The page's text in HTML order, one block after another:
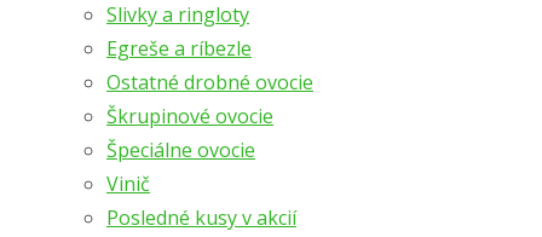
Slivky a ringloty
Egreše a ríbezle
Ostatné drobné ovocie
Škrupinové ovocie
Špeciálne ovocie
Vinič
Posledné kusy v akcií